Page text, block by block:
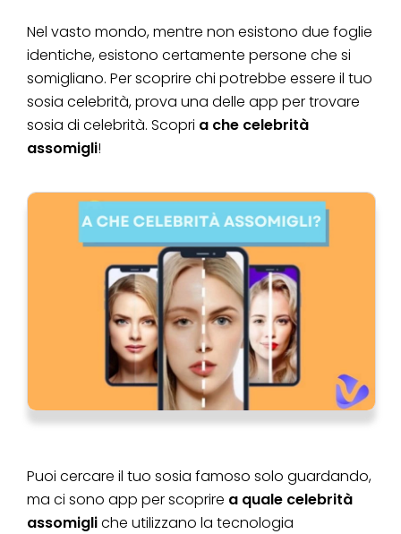
Nel vasto mondo, mentre non esistono due foglie
identiche, esistono certamente persone che si
somigliano. Per scoprire chi potrebbe essere il tuo
sosia celebrità, prova una delle app per trovare
sosia di celebrità. Scopri a che celebrità
assomigli!
Puoi cercare il tuo sosia famoso solo guardando,
ma ci sono app per scoprire a quale celebrità
assomigliche utilizzano la tecnologia